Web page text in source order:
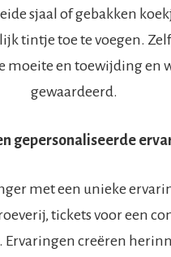
sjaal of gebakken
tintje toe te voegen.
moeite en toewijding en
gewaardeerd.
gepersonaliseerde
met een unieke
tickets voor een
Ervaringen creëren